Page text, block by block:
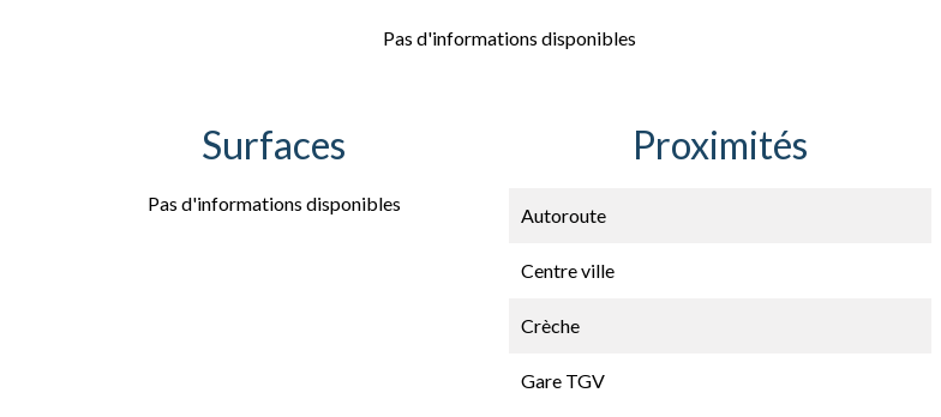
Pas d'informations disponibles
Surfaces
Pas d'informations disponibles
Proximités
Autoroute
Centre ville
Crèche
Gare TGV